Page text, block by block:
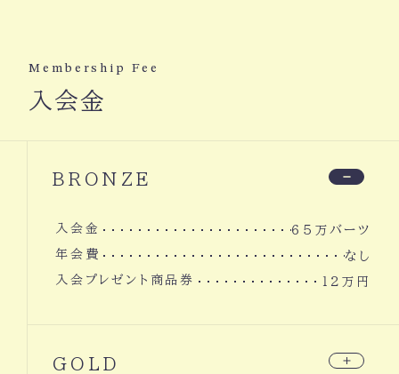
Membership Fee
入会金
BRONZE
入会金
６５万バーツ
年会費
なし
入会プレゼント商品券
１２万円
GOLD